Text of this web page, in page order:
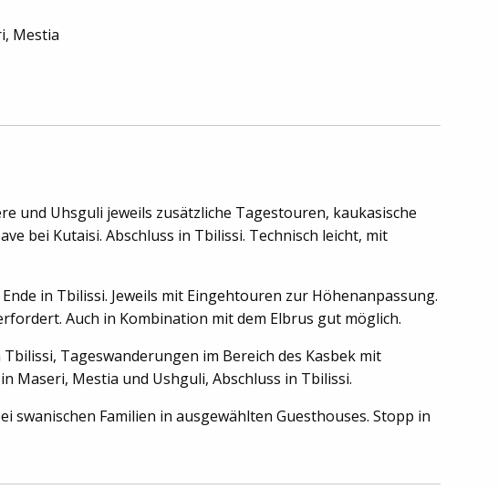
Mestia
und Uhsguli jeweils zusätzliche Tagestouren, kaukasische
bei Kutaisi. Abschluss in Tbilissi. Technisch leicht, mit
in Tbilissi. Jeweils mit Eingehtouren zur Höhenanpassung.
Auch in Kombination mit dem Elbrus gut möglich.
Tageswanderungen im Bereich des Kasbek mit
Maseri, Mestia und Ushguli, Abschluss in Tbilissi.
­Familien in ausgewählten Guesthouses. Stopp in